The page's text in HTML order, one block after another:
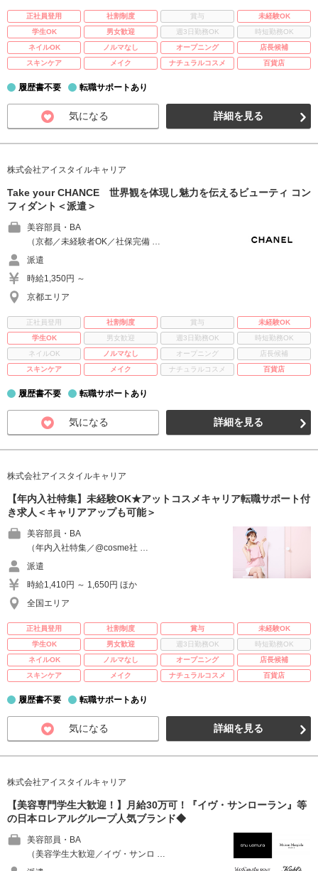
正社員登用 社割制度 賞与
未経験OK
学生OK
男女歓迎 週3日勤務OK
時短勤務OK
ネイルOK
ノルマなし オープニング
店長候補
スキンケア
メイク ナチュラルコスメ 百貨店
履歴書不要 転職サポートあり
気になる 詳細を見る
株式会社アイスタイルキャリア
Take your CHANCE 世界観を体現し魅力を伝えるビューティ コン
フィダント＜派遣＞
美容部員・BA
（京都／未経験者OK／社保完備 …
派遣
時給1,350円 ～
京都エリア
正社員登用 社割制度 賞与
未経験OK
学生OK
男女歓迎 週3日勤務OK
時短勤務OK
ネイルOK
ノルマなし オープニング
店長候補
スキンケア
メイク ナチュラルコスメ 百貨店
履歴書不要 転職サポートあり
気になる 詳細を見る
株式会社アイスタイルキャリア
【年内入社特集】未経験OK★アットコスメキャリア転職サポート付
き求人＜キャリアアップも可能＞
美容部員・BA
（年内入社特集／@cosme社 …
派遣
時給1,410円 ～ 1,650円 ほか
全国エリア
正社員登用 社割制度 賞与
未経験OK
学生OK
男女歓迎 週3日勤務OK
時短勤務OK
ネイルOK
ノルマなし オープニング
店長候補
スキンケア
メイク ナチュラルコスメ 百貨店
履歴書不要 転職サポートあり
気になる 詳細を見る
株式会社アイスタイルキャリア
【美容専門学生大歓迎！】月給30万可！『イヴ・サンローラン』等
の日本ロレアルグループ人気ブランド◆
美容部員・BA
（美容学生大歓迎／イヴ・サンロ …